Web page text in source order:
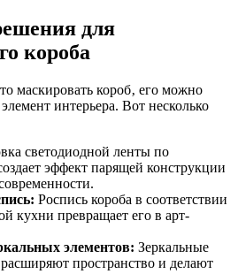
для
короба
маскировать короб‚ его можно
интерьера. Вот несколько
светодиодной ленты по
эффект парящей конструкции
Роспись короба в соответствии
кухни превращает его в арт-
элементов: Зеркальные
пространство и делают